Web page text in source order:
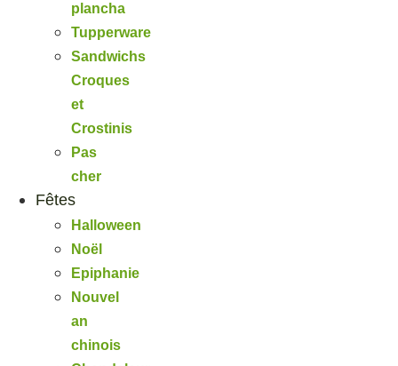
plancha
Tupperware
Sandwichs
Croques
et
Crostinis
Pas
cher
Fêtes
Halloween
Noël
Epiphanie
Nouvel
an
chinois